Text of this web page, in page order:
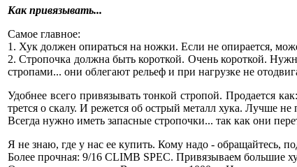
Как привязывать...
Самое главное:
1. Хук должен опираться на ножки. Если не опирается,
2. Стропочка должна быть короткой. Очень короткой.
стропами... они облегают рельеф и при нагрузке не
Удобнее всего привязывать тонкой стропой. Продается
трется о скалу. И режется об острый металл хука. Лучше не
Всегда нужно иметь запасные стропочки... так как они
Я не знаю, где у нас ее купить. Кому надо - обращайтесь,
Более прочная: 9/16 CLIMB SPEC. Привязываем большие